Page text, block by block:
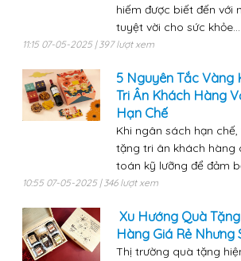
hiếm được biết đến với
tuyệt vời cho sức khỏe...
11:15 07-05-2025 | 397 lượt xem
5 Nguyên Tắc Vàng
Tri Ân Khách Hàng
Hạn Chế
Khi ngân sách hạn
tặng tri ân khách hàng
toán kỹ lưỡng để đảm
10:55 07-05-2025 | 346 lượt xem
Xu Hướng Quà
Hàng Giá Rẻ Nhưng
Thị trường quà tặng